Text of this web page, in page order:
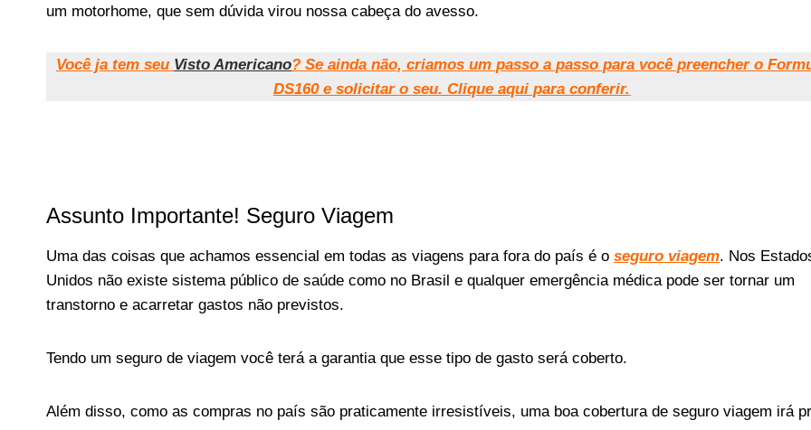
um motorhome, que sem dúvida virou nossa cabeça do avesso.
Você ja tem seu Visto Americano? Se ainda não, criamos um passo a passo para você preencher o
DS160 e solicitar o seu. Clique aqui para conferir.
Assunto Importante! Seguro Viagem
Uma das coisas que achamos essencial em todas as viagens para fora do país é o seguro viagem. Nos
Unidos não existe sistema público de saúde como no Brasil e qualquer emergência médica pode ser tornar um
transtorno e acarretar gastos não previstos.
Tendo um seguro de viagem você terá a garantia que esse tipo de gasto será coberto.
Além disso, como as compras no país são praticamente irresistíveis, uma boa cobertura de seguro viagem irá